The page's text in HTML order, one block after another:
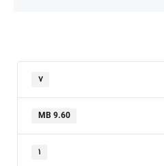
۷
9.60 MB
۱